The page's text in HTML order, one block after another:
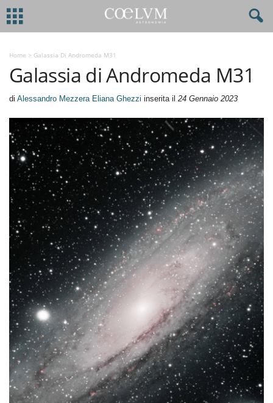
Home > Galassia Di Andromeda M31
Galassia di Andromeda M31
di Alessandro Mezzera Eliana Ghezzi inserita il 24 Gennaio 2023